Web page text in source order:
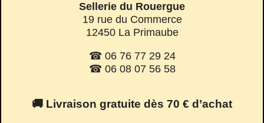
Sellerie du Rouergue
19 rue du Commerce
12450 La Primaube
☎ 06 76 77 29 24
☎ 06 08 07 56 58
🚚 Livraison gratuite dès 70 € d’achat